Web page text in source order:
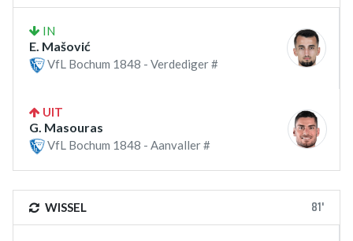
IN
E. Mašović
VfL Bochum 1848 - Verdediger #
UIT
G. Masouras
VfL Bochum 1848 - Aanvaller #
WISSEL 81'